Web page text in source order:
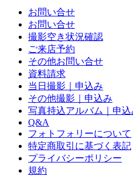
お問い合せ
お問い合せ
撮影空き状況確認
ご来店予約
その他お問い合せ
資料請求
当日撮影｜申込み
その他撮影｜申込み
写真持込アルバム｜申込
Q&A
フォトフォリーについて
特定商取引に基づく表記
プライバシーポリシー
規約